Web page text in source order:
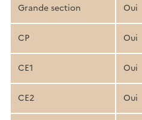
Grande section Oui
CP Oui
CE1 Oui
CE2 Oui